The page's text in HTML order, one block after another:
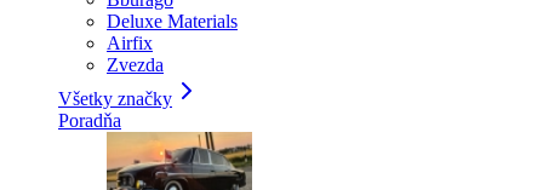
Deluxe Materials
Airfix
Zvezda
Všetky značky
Poradňa